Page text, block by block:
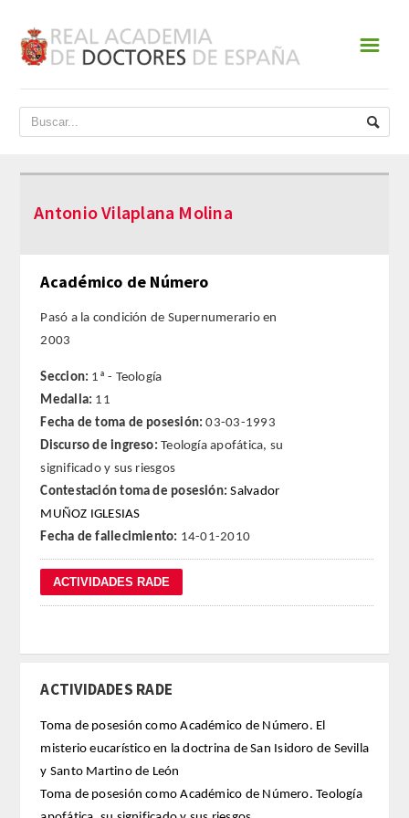
ACADEMIA
DATOS HISTÓRICOS
HISTORIA
JUNTA DE GOBIERNO
ESTATUTOS
REGLAMENTO
FUNDACIÓN LIBERADE
ACADÉMICOS
SECCIONES
DERECHO
MEDICINA
CIENCIAS EXPERIMENTALES
☰
Antonio Vilaplana Molina
Académico de Número
Pasó a la condición de Supernumerario en
2003
Seccion: 1ª - Teología
Medalla: 11
Fecha de toma de posesión: 03-03-1993
Discurso de ingreso:Teología apofática, su
significado y sus riesgos
Contestación toma de posesión:Salvador
MUÑOZ IGLESIAS
Fecha de fallecimiento: 14-01-2010
ACTIVIDADES RADE
Toma de posesión como Académico de Número. El
misterio eucarístico en la doctrina de San Isidoro de Sevilla
y Santo Martino de León
Toma de posesión como Académico de Número. Teología